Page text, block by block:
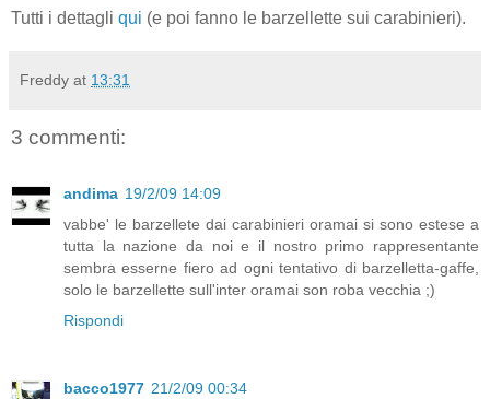
Tutti i dettagli qui (e poi fanno le barzellette sui carabinieri).
Freddy at 13:31
3 commenti:
andima 19/2/09 14:09
vabbe' le barzellete dai carabinieri oramai si sono estese a
tutta la nazione da noi e il nostro primo rappresentante
sembra esserne fiero ad ogni tentativo di barzelletta-gaffe,
solo le barzellette sull'inter oramai son roba vecchia ;)
Rispondi
bacco1977 21/2/09 00:34